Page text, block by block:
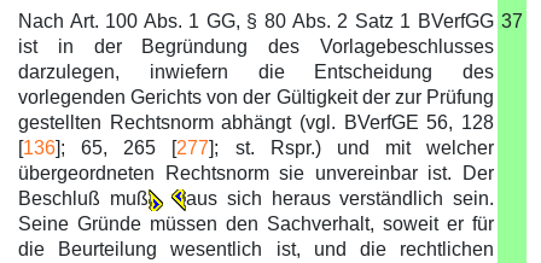
Nach Art. 100 Abs. 1 GG, § 80 Abs. 2 Satz 1 BVerfGG
ist in der Begründung des Vorlagebeschlusses
darzulegen, inwiefern die Entscheidung des
vorlegenden Gerichts von der Gültigkeit der zur Prüfung
gestellten Rechtsnorm abhängt (vgl. BVerfGE 56, 128
[136]; 65, 265 [277]; st. Rspr.) und mit welcher
übergeordneten Rechtsnorm sie unvereinbar ist. Der
Beschluß muß
aus sich heraus verständlich sein.
Seine Gründe müssen den Sachverhalt, soweit er für
die Beurteilung wesentlich ist, und die rechtlichen
37